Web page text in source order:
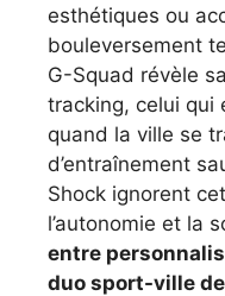
esthétiques ou
bouleversement
G-Squad révèle
tracking, celui qui
quand la ville se
d’entraînement
Shock ignorent
l’autonomie et la
entre
duo sport-ville